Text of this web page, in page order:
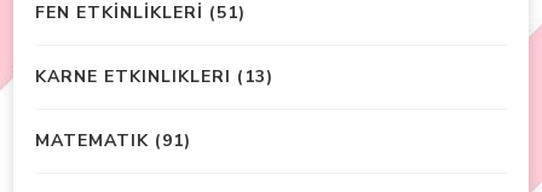
FEN ETKİNLİKLERİ (51)
KARNE ETKINLIKLERI (13)
MATEMATIK (91)